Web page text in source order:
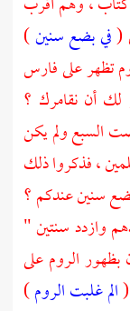
(في بضع سنين)
تظهر علىفارس
أن نقامرك ؟
السبع ولم يكن
، فذكروا ذلك
سنين عندكم ؟
وازدد سنتين "
بظهورالرومعلى
الم غلبت الروم)